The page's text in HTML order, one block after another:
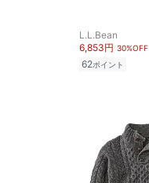
L.L.Bean
6,853円 30%OFF
62ポイント